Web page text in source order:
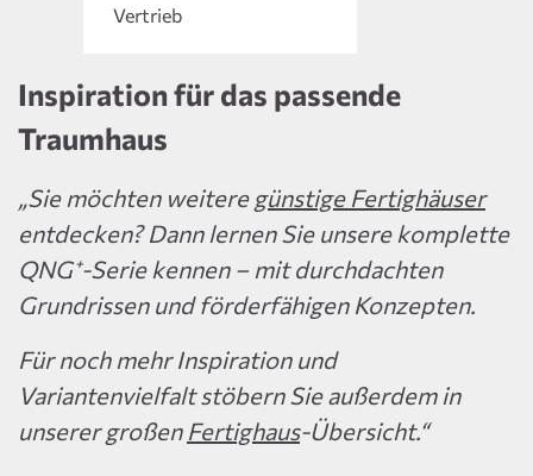
Vertrieb
Inspiration für das passende
Traumhaus
„Sie möchten weitere günstige Fertighäuser
entdecken? Dann lernen Sie unsere komplette
QNG⁺-Serie kennen – mit durchdachten
Grundrissen und förderfähigen Konzepten.
Für noch mehr Inspiration und
Variantenvielfalt stöbern Sie außerdem in
unserer großen Fertighaus-Übersicht.“